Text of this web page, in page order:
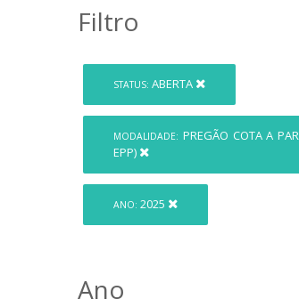
Filtro
STATUS: ABERTA
MODALIDADE: PREGÃO COTA A
EPP)
ANO: 2025
Ano